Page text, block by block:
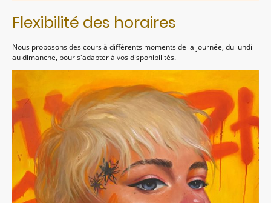
Flexibilité des horaires
Nous proposons des cours à différents moments de la journée, du lundi
au dimanche, pour s'adapter à vos disponibilités.